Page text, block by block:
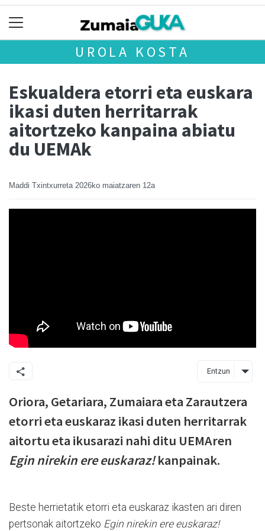
UROLA KOSTA
Eskualdera etorri eta euskara
ikasi duten herritarrak
aitortzeko kanpaina abiatu
du UEMAk
Maddi Txintxurreta 2026ko maiatzaren 12a
Entzun
Oriora, Getariara, Zumaiara eta Zarautzera
etorri eta euskaraz ikasi duten herritarrak
aitortu eta ikusarazi nahi ditu UEMAren
Egin nirekin ere euskaraz!kanpainak.
Beste herrietatik etorri eta euskaraz ikasten ari diren
pertsonak aitortzeko Egin nirekin ere euskaraz!